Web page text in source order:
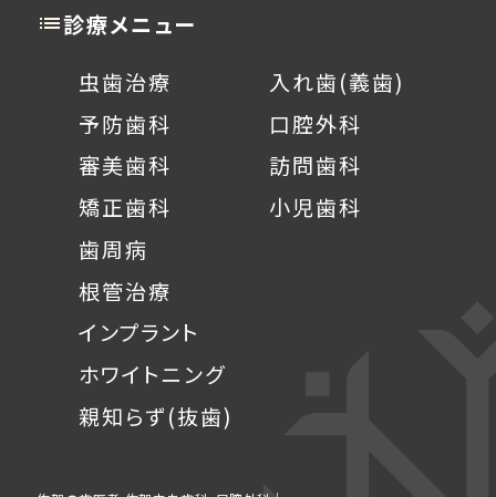
診療メニュー
虫歯治療
予防歯科
審美歯科
矯正歯科
歯周病
根管治療
インプラント
ホワイトニング
親知らず(抜歯)
入れ歯(義歯)
口腔外科
訪問歯科
小児歯科